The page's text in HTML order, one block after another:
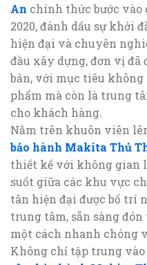
An chính thức bước vào
2020, đánh dấu sự khởi
hiện đại và chuyên
đầu xây dựng, đơn vị
bản, với mục tiêu không
phẩm mà còn là trung
cho khách hàng.
Nằm trên khuôn viên
bảo hành Makita Thủ
thiết kế với không gian
suốt giữa các khu vực
tân hiện đại được bố trí
trung tâm, sẵn sàng
một cách nhanh chóng
Không chỉ tập trung